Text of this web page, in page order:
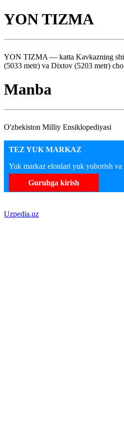
YON TIZMA
YON TIZMA — katta Kavkazning
(5033 metr) va Dixtov (5203 metr)
Manba
O'zbekiston Milliy Ensiklopediyasi
TEZ YUK MARKAZ
Yuk markaz elonlari yuk yuborish va
Guruhga kirish
Uzpedia.uz